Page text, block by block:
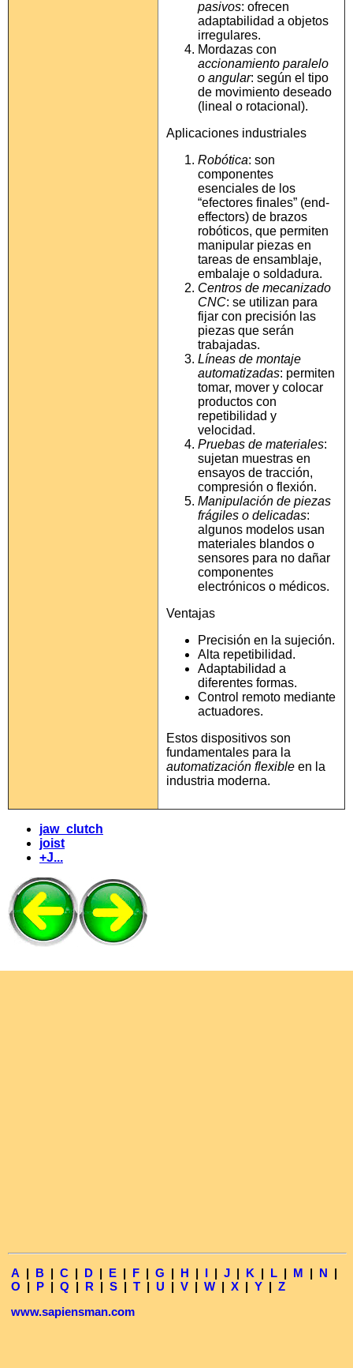
pasivos: ofrecen
adaptabilidad a objetos
irregulares.
Mordazas con
accionamiento paralelo
o angular: según el tipo
de movimiento deseado
(lineal o rotacional).
Aplicaciones industriales
Robótica: son
componentes
esenciales de los
“efectores finales” (end-
effectors) de brazos
robóticos, que permiten
manipular piezas en
tareas de ensamblaje,
embalaje o soldadura.
Centros de mecanizado
CNC: se utilizan para
fijar con precisión las
piezas que serán
trabajadas.
Líneas de montaje
automatizadas: permiten
tomar, mover y colocar
productos con
repetibilidad y
velocidad.
Pruebas de materiales:
sujetan muestras en
ensayos de tracción,
compresión o flexión.
Manipulación de piezas
frágiles o delicadas:
algunos modelos usan
materiales blandos o
sensores para no dañar
componentes
electrónicos o médicos.
Ventajas
Precisión en la sujeción.
Alta repetibilidad.
Adaptabilidad a
diferentes formas.
Control remoto mediante
actuadores.
Estos dispositivos son
fundamentales para la
automatización flexible en la
industria moderna.
jaw_clutch
joist
+J...
A | B | C | D | E | F | G | H | I | J | K | L | M | N |
O | P | Q | R | S | T | U | V | W | X | Y | Z
www.sapiensman.com